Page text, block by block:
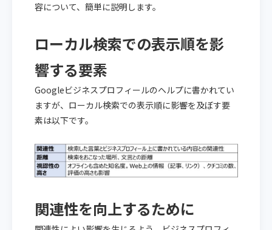
容について、簡単に説明します。
ローカル検索での表示順を影
響する要素
Googleビジネスプロフィールのヘルプに書かれてい
ますが、ローカル検索での表示順に影響を及ぼす要
素は以下です。
関連性を向上するために